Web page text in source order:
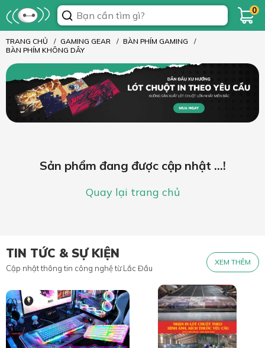
0
TRANG CHỦ GAMING GEAR
BÀN PHÍM GAMING
BÀN PHÍM KHÔNG DÂY
Sản phẩm đang được cập nhật ...!
Quay lại trang chủ
TIN TỨC & SỰ KIỆN
Cập nhật thông tin công nghệ từ Lắc Đầu
XEM THÊM